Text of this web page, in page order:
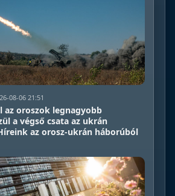
08-06 21:51
az oroszok legnagyobb
a végső csata az ukrán
az orosz-ukrán háborúból